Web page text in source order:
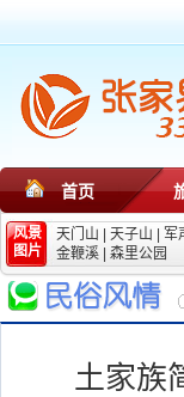
首页
风景
图片
天门山 天子山
军
金鞭溪
森里公园
土家族